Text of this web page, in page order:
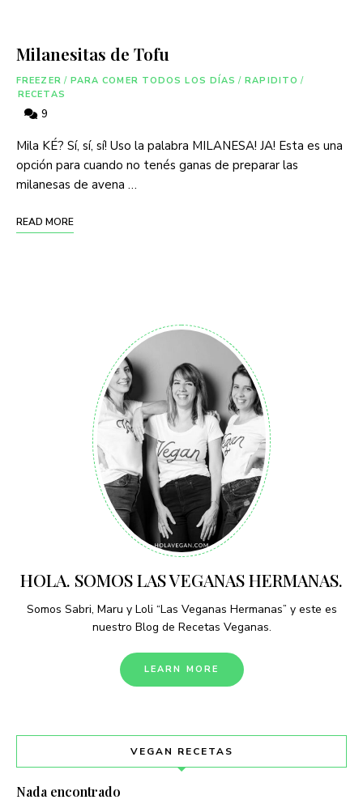
Milanesitas de Tofu
FREEZER / PARA COMER TODOS LOS DÍAS / RAPIDITO /
RECETAS
9
Mila KÉ? Sí, sí, sí! Uso la palabra MILANESA! JA! Esta es una
opción para cuando no tenés ganas de preparar las
milanesas de avena …
READ MORE
HOLA. SOMOS LAS VEGANAS HERMANAS.
Somos Sabri, Maru y Loli “Las Veganas Hermanas” y este es
nuestro Blog de Recetas Veganas.
LEARN MORE
VEGAN RECETAS
Nada encontrado